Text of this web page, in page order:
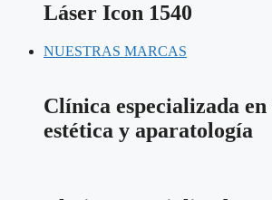
Láser Icon 1540
NUESTRAS MARCAS
Clínica especializada
estética y aparatología